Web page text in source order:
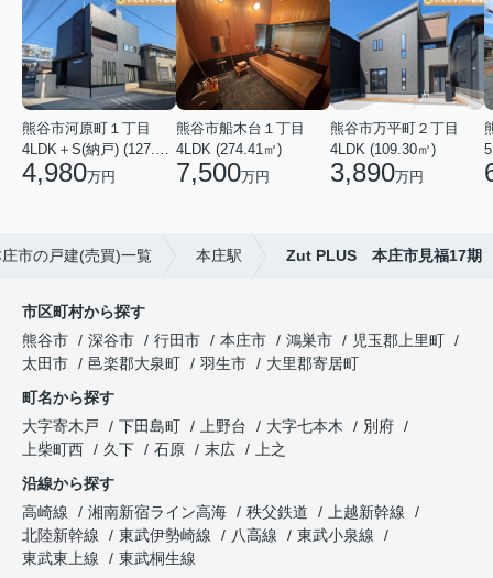
熊谷市河原町１丁目
4LDK＋S(納戸) (127.30㎡)
4,980万円
熊谷市船木台１丁目
4LDK (274.41㎡)
7,500万円
熊谷市万平町２丁目
4LDK (109.30㎡)
3,890万円
市の戸建(売買)一覧 本庄駅 Zut PLUS 本庄市見福17期
市区町村から探す
熊谷市
深谷市 行田市 本庄市 鴻巣市
児玉郡上里町
太田市
邑楽郡大泉町 羽生市
大里郡寄居町
町名から探す
大字寄木戸
下田島町 上野台 大字七本木
別府
上柴町西
久下 石原 末広
上之
沿線から探す
高崎線
湘南新宿ライン高海 秩父鉄道
上越新幹線
北陸新幹線
東武伊勢崎線 八高線
東武小泉線
東武東上線
東武桐生線